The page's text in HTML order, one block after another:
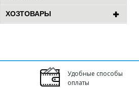
ХОЗТОВАРЫ
Удобные способы
оплаты